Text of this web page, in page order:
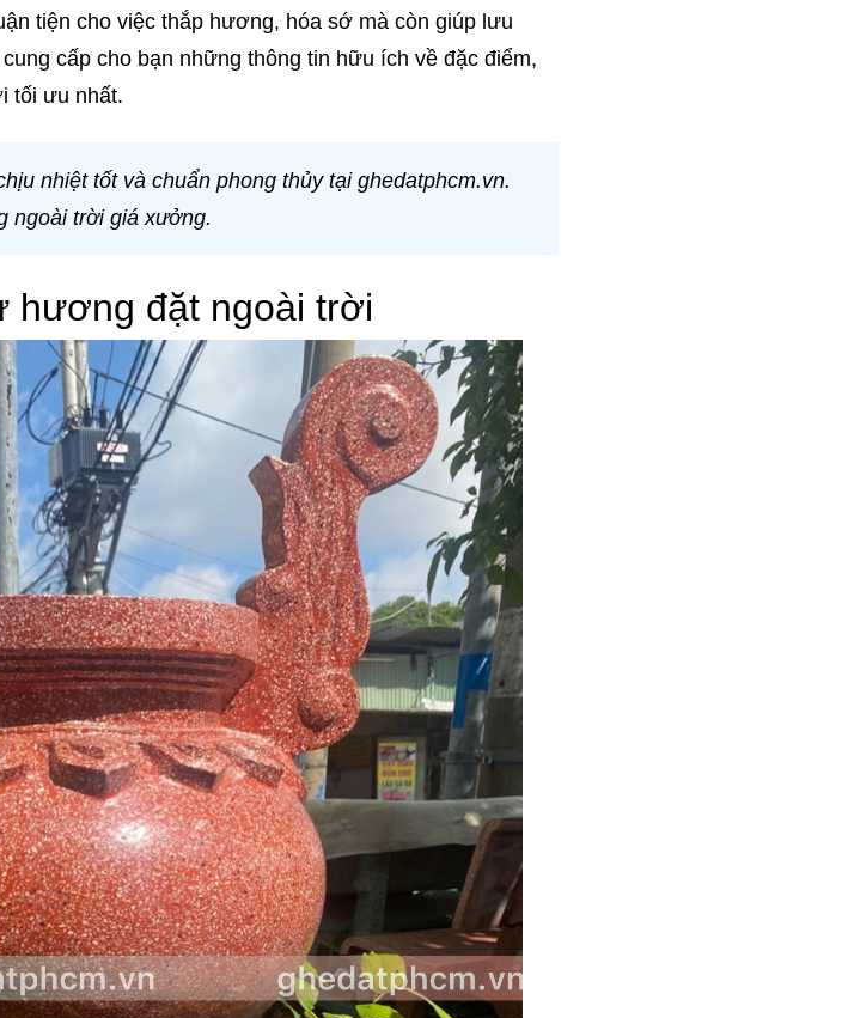
tiện cho việc thắp hương, hóa sớ mà còn giúp lưu
cấp cho bạn những thông tin hữu ích về đặc điểm,
tối ưu nhất.
nhiệt tốt và chuẩn phong thủy tại ghedatphcm.vn.
ngoài trời giá xưởng.
hương đặt ngoài trời